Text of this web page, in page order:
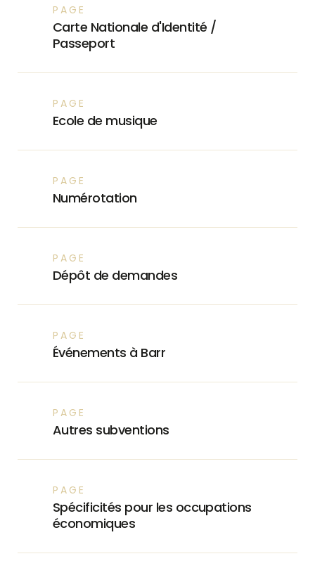
PAGE
Carte Nationale d'Identité /
Passeport
PAGE
Ecole de musique
PAGE
Numérotation
PAGE
Dépôt de demandes
PAGE
Événements à Barr
PAGE
Autres subventions
PAGE
Spécificités pour les occupations
économiques